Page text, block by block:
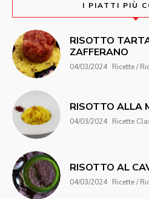
I PIATTI PIÙ
RISOTTO
ZAFFERANO
04/03/2024 Ricette /
RISOTTO ALLA
04/03/2024 Ricette
RISOTTO AL
04/03/2024 Ricette /